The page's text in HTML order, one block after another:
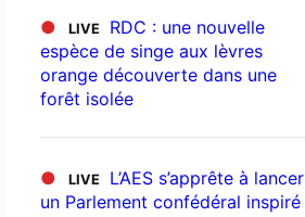
● LIVE
RDC : une nouvelle
espèce de singe aux lèvres
orange découverte dans une
forêt isolée
● LIVE
L’AES s’apprête à lancer
un Parlement confédéral inspiré